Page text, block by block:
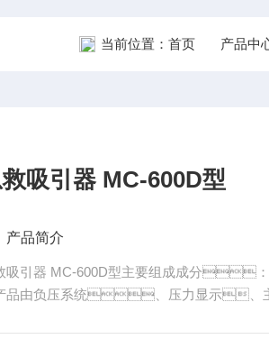
当前位置： 首页 产品中
吸引器 MC-600D型
产品简介
吸引器 MC-600D型主要组成成分：
品由负压系统、压力显示